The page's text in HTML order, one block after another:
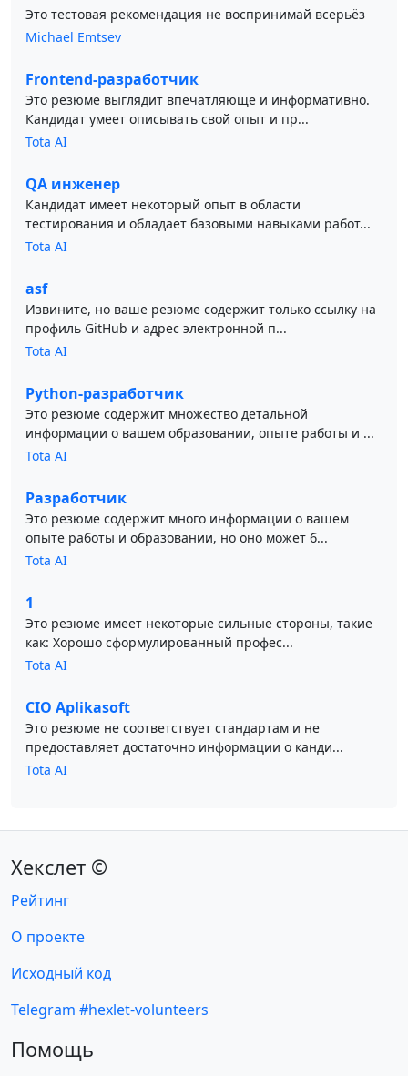
Это тестовая рекомендация не воспринимай всерьёз
Michael Emtsev
Frontend-разработчик
Это резюме выглядит впечатляюще и информативно.
Кандидат умеет описывать свой опыт и пр...
Tota AI
QA инженер
Кандидат имеет некоторый опыт в области
тестирования и обладает базовыми навыками работ...
Tota AI
asf
Извините, но ваше резюме содержит только ссылку на
профиль GitHub и адрес электронной п...
Tota AI
Python-разработчик
Это резюме содержит множество детальной
информации о вашем образовании, опыте работы и ...
Tota AI
Разработчик
Это резюме содержит много информации о вашем
опыте работы и образовании, но оно может б...
Tota AI
1
Это резюме имеет некоторые сильные стороны, такие
как: Хорошо сформулированный профес...
Tota AI
CIO Aplikasoft
Это резюме не соответствует стандартам и не
предоставляет достаточно информации о канди...
Tota AI
Хекслет ©
Рейтинг
О проекте
Исходный код
Telegram #hexlet-volunteers
Помощь